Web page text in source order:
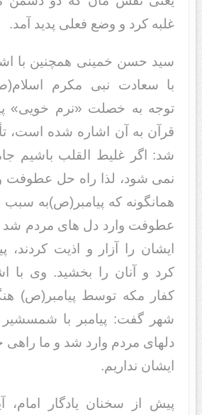
غلبه کرد و وضع فعلی پدید آمد.
سید حسن خمینی همچنین با
با سعادت نبی مکرم
توجه به خصلت «نرم خویی»
قرآن به آن اشاره شده است،
شد: اگر غلیط القلب باشیم
نمی شود، لذا راه حل عطوفت
همانگونه که پیامبر(ص)به
عطوفت وارد دل های مردم شد
ایشان را آزار و اذیت
کرد و آنان را بخشید. وی با
کفار مکه توسط پیامبر(ص)
شهر گفت: پیامبر با شمسشیر
دلهای مردم وارد شد و ما راهی
ایشان نداریم.
پیش از سخنان یادگار امام،